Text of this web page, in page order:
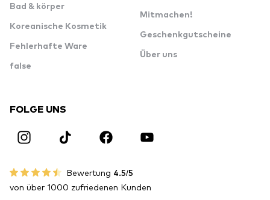
Bad & körper
Koreanische Kosmetik
Fehlerhafte Ware
false
Mitmachen!
Geschenkgutscheine
Über uns
FOLGE UNS
Bewertung 4.5/5
von über 1000 zufriedenen Kunden